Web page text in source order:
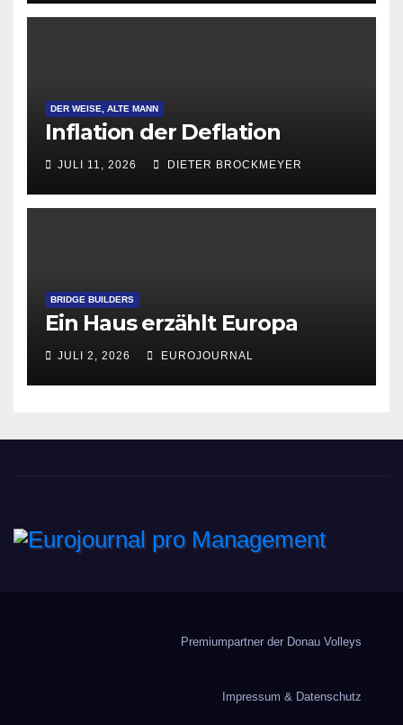
DER WEISE, ALTE MANN
Inflation der Deflation
JULI 11, 2026 DIETER BROCKMEYER
BRIDGE BUILDERS
Ein Haus erzählt Europa
JULI 2, 2026 EUROJOURNAL
Premiumpartner der Donau Volleys
Impressum & Datenschutz